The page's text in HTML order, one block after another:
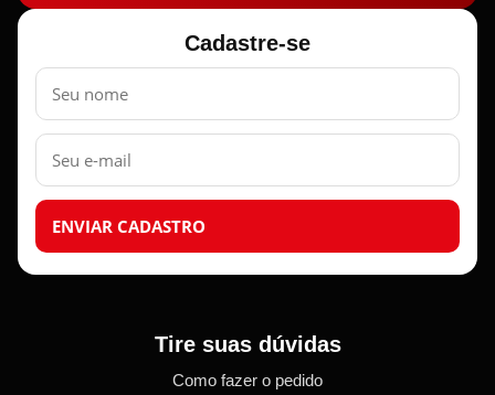
Cadastre-se
Nome
E-
mail
ENVIAR CADASTRO
Tire suas dúvidas
Como fazer o pedido